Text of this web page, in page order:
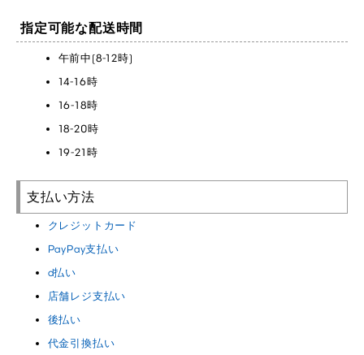
指定可能な配送時間
午前中(8-12時)
14-16時
16-18時
18-20時
19-21時
支払い方法
クレジットカード
PayPay支払い
d払い
店舗レジ支払い
後払い
代金引換払い